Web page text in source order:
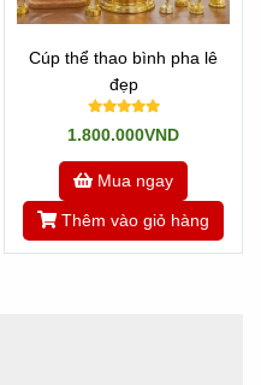
Cúp thể thao bình pha lê
đẹp
1.800.000VND
Mua ngay
Thêm vào giỏ hàng